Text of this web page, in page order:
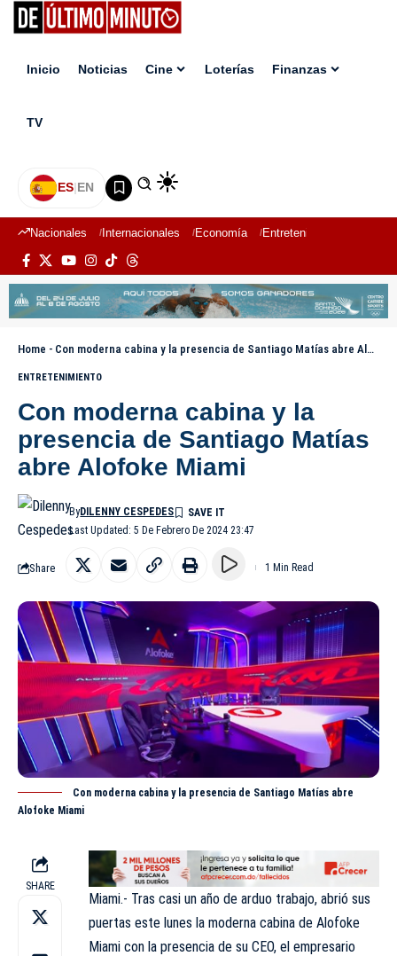
Inicio Noticias Cine Loterías Finanzas
TV
ES|EN
Nacionales Internacionales Economía Entretenimiento
Home - Con moderna cabina y la presencia de Santiago Matías abre Alofoke Miami
ENTRETENIMIENTO
Con moderna cabina y la
presencia de Santiago Matías
abre Alofoke Miami
Last Updated: 5 De Febrero De 2024 23:47
ByDILENNY CESPEDES
Share 1 Min Read
Con moderna cabina y la presencia de Santiago Matías abre
Alofoke Miami
SHARE
Miami.- Tras casi un año de arduo trabajo, abrió sus
puertas este lunes la moderna cabina de Alofoke
Miami con la presencia de su CEO, el empresario